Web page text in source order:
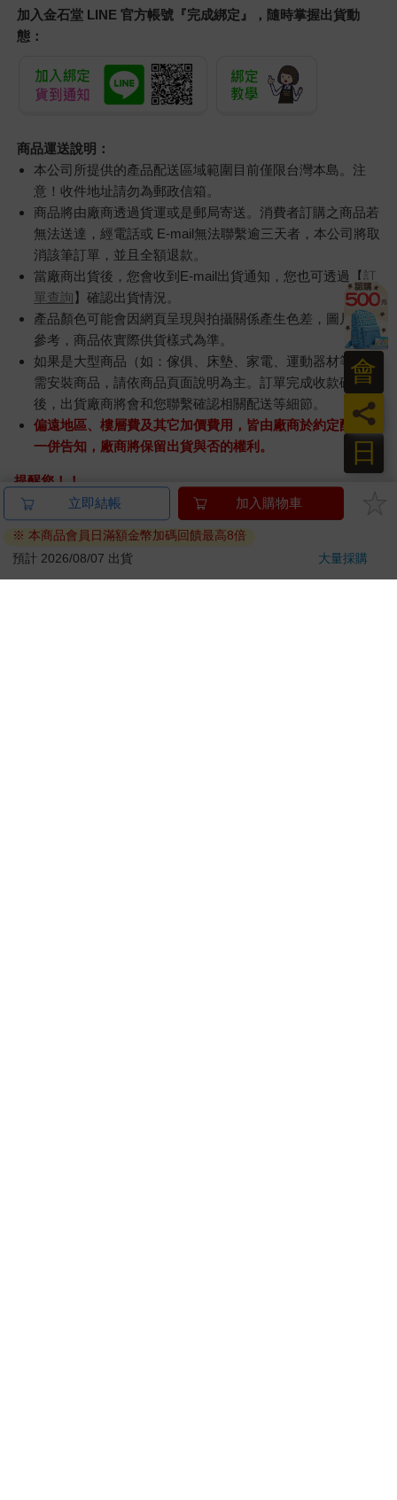
加入金石堂 LINE 官方帳號『完成綁定』，隨時掌握出貨動
態：
商品運送說明：
本公司所提供的產品配送區域範圍目前僅限台灣本島。注
意！收件地址請勿為郵政信箱。
商品將由廠商透過貨運或是郵局寄送。消費者訂購之商品若
無法送達，經電話或 E-mail無法聯繫逾三天者，本公司將取
消該筆訂單，並且全額退款。
當廠商出貨後，您會收到E-mail出貨通知，您也可透過【訂
單查詢】確認出貨情況。
產品顏色可能會因網頁呈現與拍攝關係產生色差，圖片僅供
參考，商品依實際供貨樣式為準。
如果是大型商品（如：傢俱、床墊、家電、運動器材等）及
需安裝商品，請依商品頁面說明為主。訂單完成收款確認
後，出貨廠商將會和您聯繫確認相關配送等細節。
偏遠地區、樓層費及其它加價費用，皆由廠商於約定配送時
一併告知，廠商將保留出貨與否的權利。
提醒您！！
金石堂及銀行均不會請您操作ATM! 如接獲電話要求您前往
ATM提款機，請不要聽從指示，以免受騙上當！
退換貨須知：
**提醒您，鑑賞期不等於試用期，退回商品須為全新狀態**
立即結帳 加入購物車
※ 本商品會員日滿額金幣加碼回饋最高8倍
預計 2026/08/07 出貨
大量採購
日
員
會